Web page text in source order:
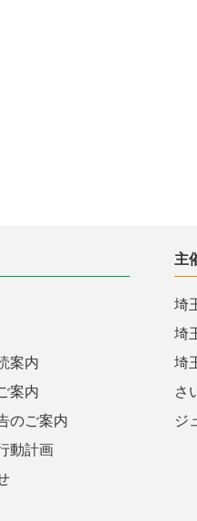
案内
案内
のご案内
動計画
主
埼
埼
埼
さ
ジ